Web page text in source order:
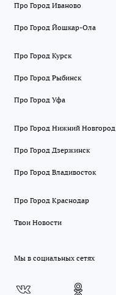
Про Город Иваново
Про Город Йошкар-Ола
Про Город Курск
Про Город Рыбинск
Про Город Уфа
Про Город Нижний Новгород
Про Город Дзержинск
Про Город Владивосток
Про Город Краснодар
Твои Новости
Мы в социальных сетях